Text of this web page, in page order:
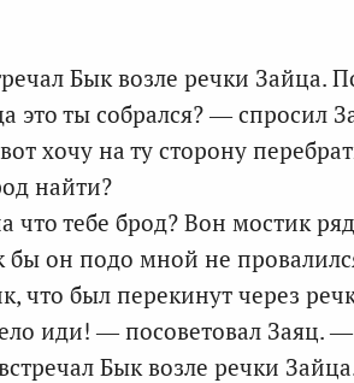
Бык возле речки Зайца.
это ты собрался? — спросил
хочу на ту сторону
найти?
что тебе брод? Вон мостик
он подо мной не
что был перекинут через
иди! — посоветовал Заяц. —
Бык возле речки